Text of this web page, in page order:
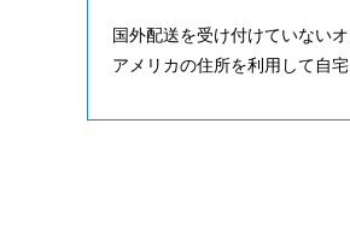
国外配送を受け付けていない
アメリカの住所を利用して自